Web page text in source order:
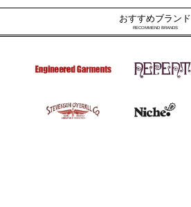
おすすめブランド
RECOMMEND BRANDS